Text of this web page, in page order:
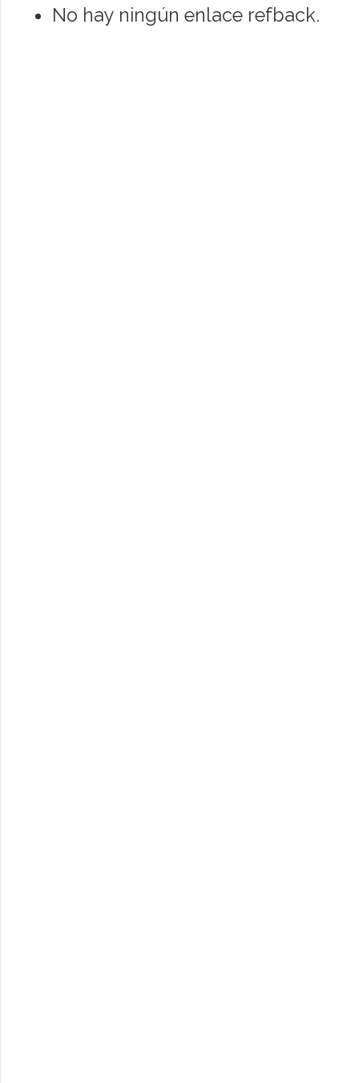
No hay ningún enlace refback.